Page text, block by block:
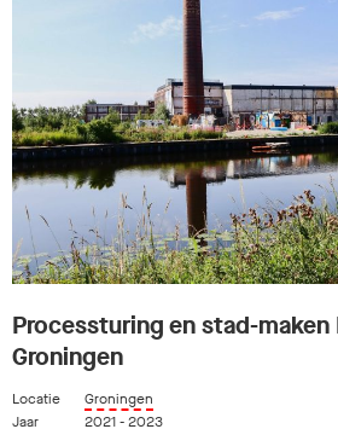
Processturing en stad-maken
Groningen
Locatie
Groningen
Jaar
2021 - 2023